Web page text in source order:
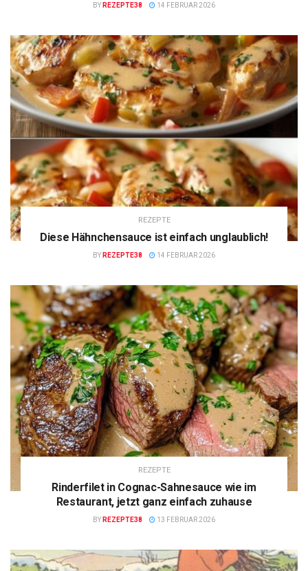
BY REZEPTE38 14 FEBRUAR 2026
REZEPTE
Diese Hähnchensauce ist einfach unglaublich!
BY REZEPTE38 14 FEBRUAR 2026
REZEPTE
Rinderfilet in Cognac-Sahnesauce wie im
Restaurant, jetzt ganz einfach zuhause
BY REZEPTE38 13 FEBRUAR 2026